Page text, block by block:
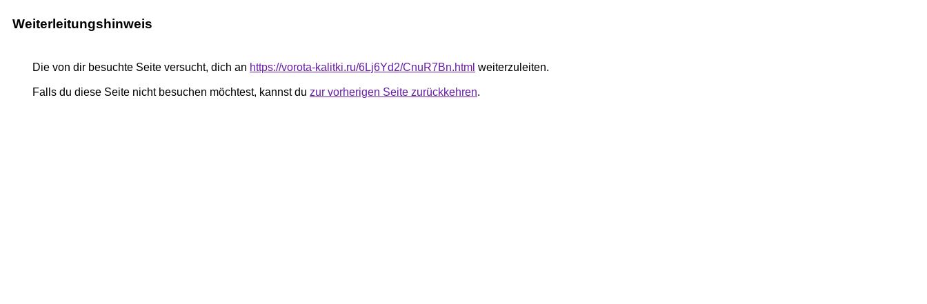
Weiterleitungshinweis
Die von dir besuchte Seite versucht, dich an https://vorota-kalitki.ru/6Lj6Yd2/CnuR7Bn.html weiterzuleiten.
Falls du diese Seite nicht besuchen möchtest, kannst du zur vorherigen Seite zurückkehren.